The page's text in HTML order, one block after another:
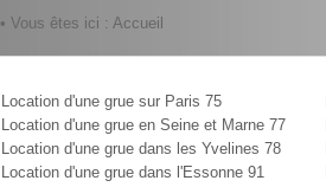
• Vous êtes ici : Accueil
Location d'une grue sur Paris 75
Location d'une grue en Seine et Marne 77
Location d'une grue dans les Yvelines 78
Location d'une grue dans l'Essonne 91